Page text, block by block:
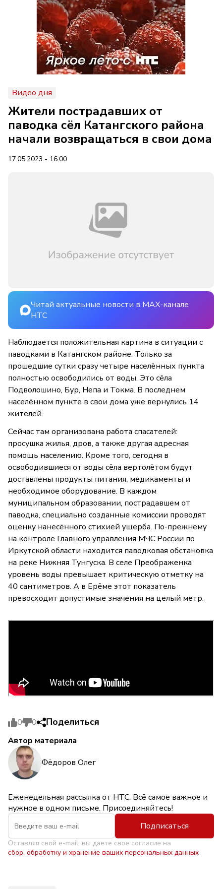
Видео дня
Жители пострадавших от
паводка сёл Катангского района
начали возвращаться в свои дома
17.05.2023 - 16:00
Читай актуальные новости в MAX-канале
НТС
Наблюдается положительная картина в ситуации с
паводками в Катангском районе. Только за
прошедшие сутки сразу четыре населённых пункта
полностью освободились от воды. Это сёла
Подволошино, Бур, Непа и Токма. В последнем
населённом пункте в свои дома уже вернулись 14
жителей.
Сейчас там организована работа спасателей:
просушка жилья, дров, а также другая адресная
помощь населению. Кроме того, сегодня в
освободившиеся от воды сёла вертолётом будут
доставлены продукты питания, медикаменты и
необходимое оборудование. В каждом
муниципальном образовании, пострадавшем от
паводка, специально созданные комиссии проводят
оценку нанесённого стихией ущерба. По-прежнему
на контроле Главного управления МЧС России по
Иркутской области находится паводковая обстановка
на реке Нижняя Тунгуска. В селе Преображенка
уровень воды превышает критическую отметку на
40 сантиметров. А в Ерёме этот показатель
превосходит допустимые значения на целый метр.
0 0 Поделиться
Автор материала
Фёдоров Олег
Еженедельная рассылка от НТС. Всё самое важное и
нужное в одном письме. Присоединяйтесь!
Подписаться
Оставляя свой e-mail, вы даете свое согласие на
сбор, обработку и хранение ваших персональных данных